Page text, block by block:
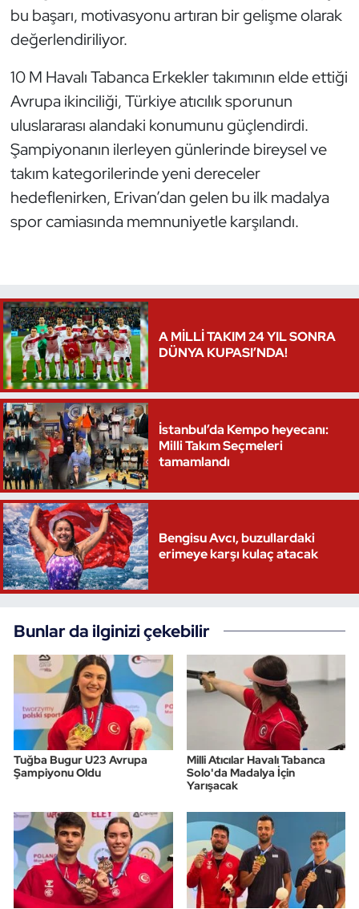
bu başarı, motivasyonu artıran bir gelişme olarak
değerlendiriliyor.
10 M Havalı Tabanca Erkekler takımının elde ettiği
Avrupa ikinciliği, Türkiye atıcılık sporunun
uluslararası alandaki konumunu güçlendirdi.
Şampiyonanın ilerleyen günlerinde bireysel ve
takım kategorilerinde yeni dereceler
hedeflenirken, Erivan’dan gelen bu ilk madalya
spor camiasında memnuniyetle karşılandı.
A MİLLİ TAKIM 24 YIL SONRA
DÜNYA KUPASI’NDA!
İstanbul’da Kempo heyecanı:
Milli Takım Seçmeleri
tamamlandı
Bengisu Avcı, buzullardaki
erimeye karşı kulaç atacak
Bunlar da ilginizi çekebilir
Tuğba Bugur U23 Avrupa
Şampiyonu Oldu
Milli Atıcılar Havalı Tabanca
Solo'da Madalya İçin
Yarışacak